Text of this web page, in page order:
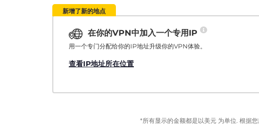
新增了新的地点
在你的VPN中加入一个专用IP
用一个专门分配给你的IP地址升级你的VPN体验。
查看IP地址所在位置
*所有显示的金额都是以美元 为单位. 根据